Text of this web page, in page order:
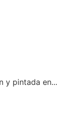
y pintada en...